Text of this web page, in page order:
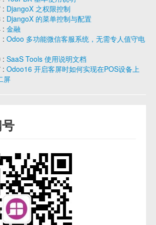
: DjangoX 之权限控制
: DjangoX 的菜单控制与配置
: 金融
: Odoo 多功能微信客服系统，无需专人值守电
: SaaS Tools 使用说明文档
: Odoo16 开启客屏时如何实现在POS设备上
屏